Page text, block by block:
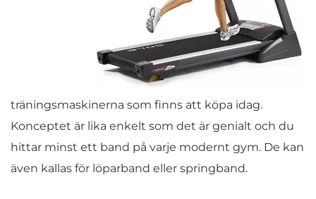
träningsmaskinerna som finns att köpa idag.
Konceptet är lika enkelt som det är genialt och du
hittar minst ett band på varje modernt gym. De kan
även kallas för löparband eller springband.